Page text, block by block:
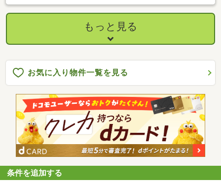
もっと見る
お気に入り物件一覧を見る
条件を追加する